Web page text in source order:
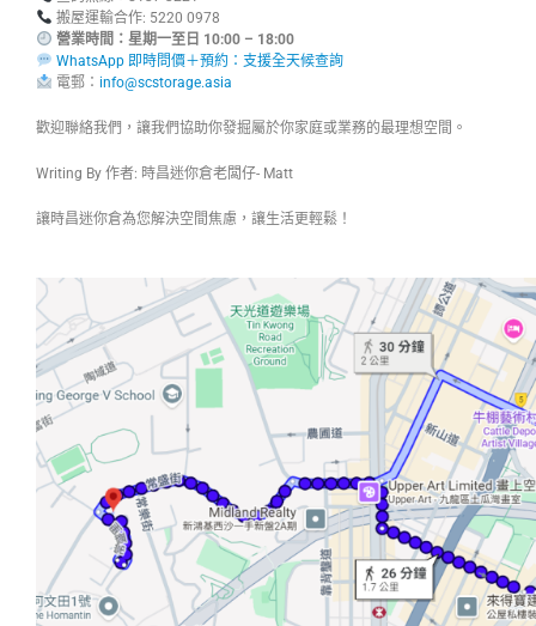
搬屋運輸合作: 5220 0978
營業時間：星期一至日 10:00 – 18:00
WhatsApp 即時問價＋預約：支援全天候查詢
電郵： info@scstorage.asia
歡迎聯絡我們，讓我們協助你發掘屬於你家庭或業務的最理想空間。
Writing By 作者: 時昌迷你倉老闆仔- Matt
讓時昌迷你倉為您解決空間焦慮，讓生活更輕鬆！